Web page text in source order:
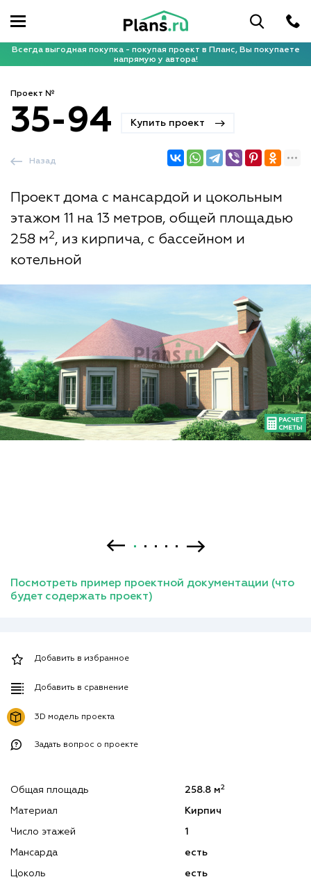
Всегда выгодная покупка - покупая проект в Планс, Вы покупаете
напрямую у автора!
Проект №
35-94 Купить проект
Проект дома с мансардой и цокольным
этажом 11 на 13 метров, общей площадью
258 м2, из кирпича, с бассейном и
котельной
Назад
Посмотреть пример проектной документации (что
будет содержать проект)
Добавить в избранное
Добавить в сравнение
3D модель проекта
Задать вопрос о проекте
Общая площадь 258.8 м2
Материал Кирпич
Число этажей 1
Мансарда есть
Цоколь есть